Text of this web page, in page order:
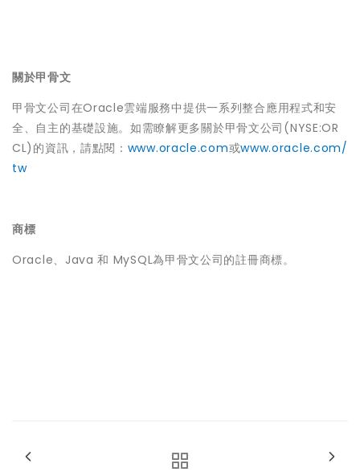
關於甲骨文
甲骨文公司在Oracle雲端服務中提供一系列整合應用程式和安
全、自主的基礎設施。如需瞭解更多關於甲骨文公司(NYSE:OR
CL)的資訊，請點閱： www.oracle.com或www.oracle.com/
tw
商標
Oracle、Java 和 MySQL為甲骨文公司的註冊商標。